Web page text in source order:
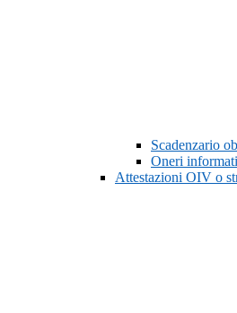
Scadenzario
Oneri
Attestazioni OIV o